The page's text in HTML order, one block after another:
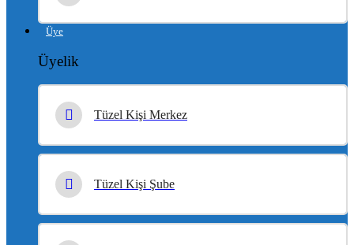
Üye
Üyelik
Tüzel Kişi Merkez
Tüzel Kişi Şube